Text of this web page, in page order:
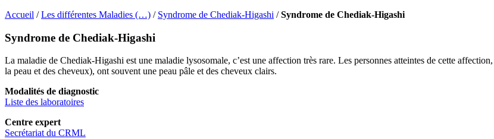
Accueil /Les différentes Maladies (…) / Syndrome de Chediak-Higashi /Syndrome de Chediak-Higashi
Syndrome de Chediak-Higashi
La maladie de Chediak-Higashi est une maladie lysosomale, c’est une affection très rare. Les personnes atteintes de cette
la peau et des cheveux), ont souvent une peau pâle et des cheveux clairs.
Modalités de diagnostic
Liste des laboratoires
Centre expert
Secrétariat du CRML